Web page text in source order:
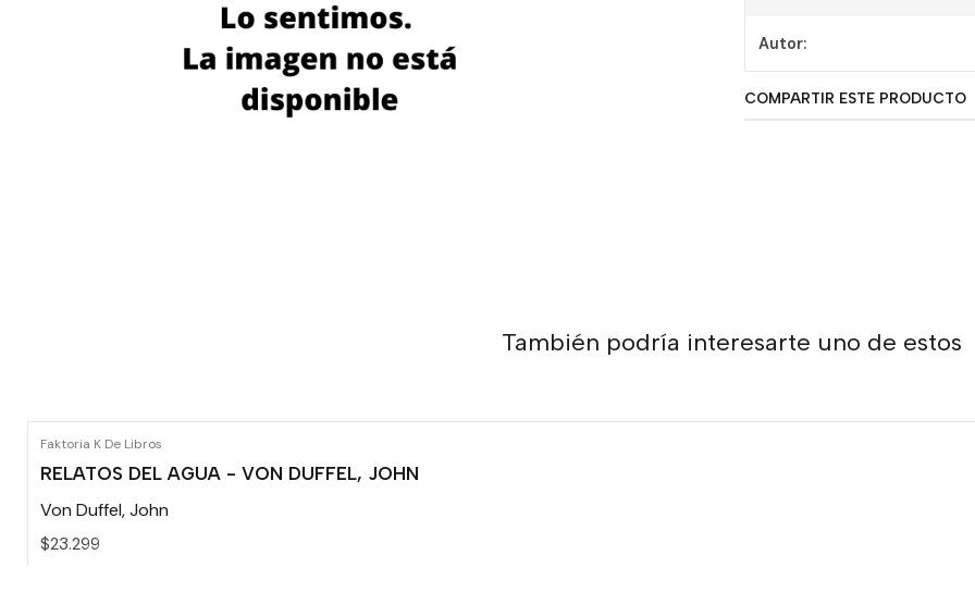
Autor:
COMPARTIR ESTE PRODUCTO
También podría interesarte uno de estos
Faktoria K De Libros
RELATOS DEL AGUA - VON DUFFEL, JOHN
Von Duffel, John
$23.299